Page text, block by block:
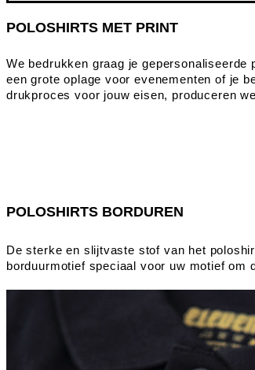
POLOSHIRTS MET PRINT
We bedrukken graag je
een grote oplage voor evenementen of je
drukproces voor jouw eisen, produceren
POLOSHIRTS BORDUREN
De sterke en slijtvaste stof van het
borduurmotief speciaal voor uw motief om